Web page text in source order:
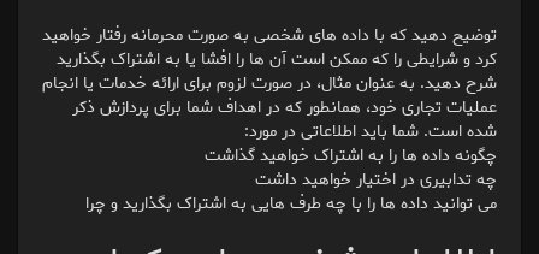
توضیح دهید که با داده های شخصی به صورت محرمانه رفتار خواهید
کرد و شرایطی را که ممکن است آن ها را افشا یا به اشتراک بگذارید
شرح دهید. به عنوان مثال، در صورت لزوم برای ارائه خدمات یا انجام
عملیات تجاری خود، همانطور که در اهداف شما برای پردازش ذکر
شده است. شما باید اطلاعاتی در مورد:
چگونه داده ها را به اشتراک خواهید گذاشت
چه تدابیری در اختیار خواهید داشت
می توانید داده ها را با چه طرف هایی به اشتراک بگذارید و چرا